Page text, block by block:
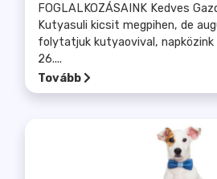
FOGLALKOZÁSAINK Kedves
Kutyasuli kicsit megpihen, de
folytatjuk kutyaovival, napközink
26....
Tovább